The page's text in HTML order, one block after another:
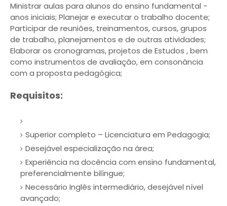
Ministrar aulas para alunos do ensino fundamental -
anos iniciais; Planejar e executar o trabalho docente;
Participar de reuniões, treinamentos, cursos, grupos
de trabalho, planejamentos e de outras atividades;
Elaborar os cronogramas, projetos de Estudos , bem
como instrumentos de avaliação, em consonância
com a proposta pedagógica;
Requisitos:
Superior completo – Licenciatura em Pedagogia;
Desejável especialização na área;
Experiência na docência com ensino fundamental,
preferencialmente bilíngue;
Necessário Inglês intermediário, desejável nível
avançado;